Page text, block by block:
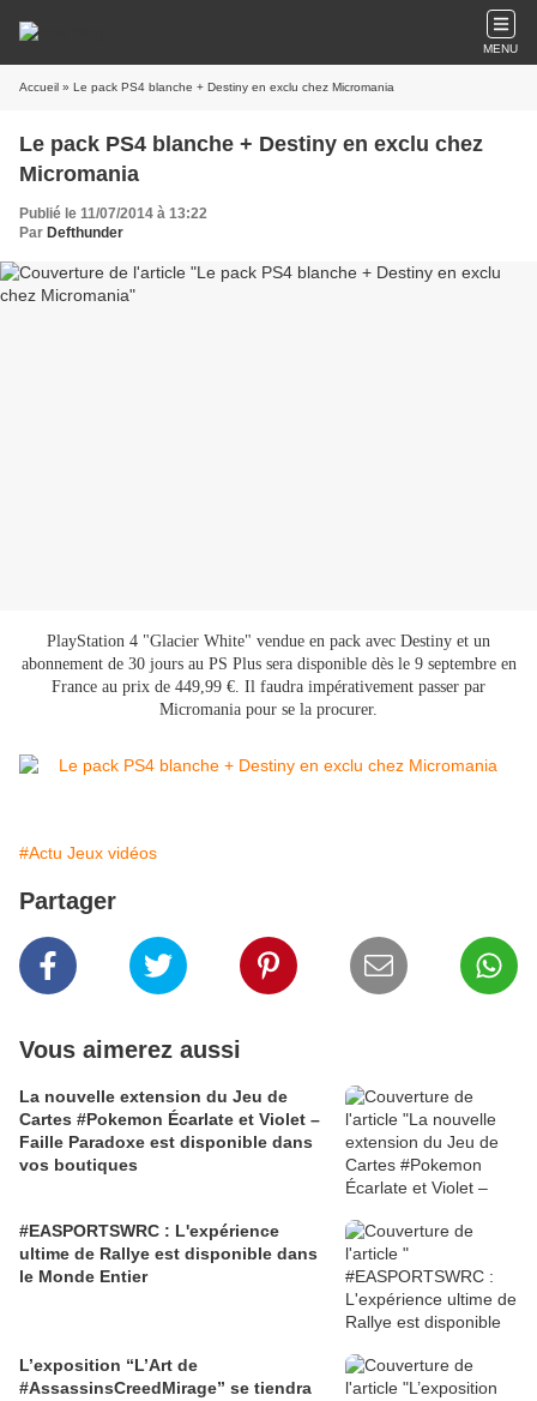
MENU
Accueil » Le pack PS4 blanche + Destiny en exclu chez Micromania
Le pack PS4 blanche + Destiny en exclu chez
Micromania
Publié le 11/07/2014 à 13:22
Par Defthunder
PlayStation 4 "Glacier White" vendue en pack avec Destiny et un
abonnement de 30 jours au PS Plus sera disponible dès le 9 septembre en
France au prix de 449,99 €. Il faudra impérativement passer par
Micromania pour se la procurer.
#Actu Jeux vidéos
Partager
Vous aimerez aussi
La nouvelle extension du Jeu de
Cartes #Pokemon Écarlate et Violet –
Faille Paradoxe est disponible dans
vos boutiques
#EASPORTSWRC : L'expérience
ultime de Rallye est disponible dans
le Monde Entier
L’exposition “L’Art de
#AssassinsCreedMirage” se tiendra